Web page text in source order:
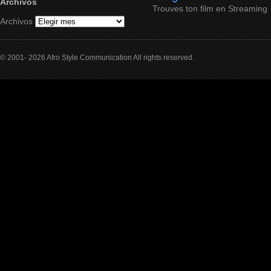
Archivos
Trouves ton film en Streaming
© 2001- 2026 Afro Style Communication All rights reserved.